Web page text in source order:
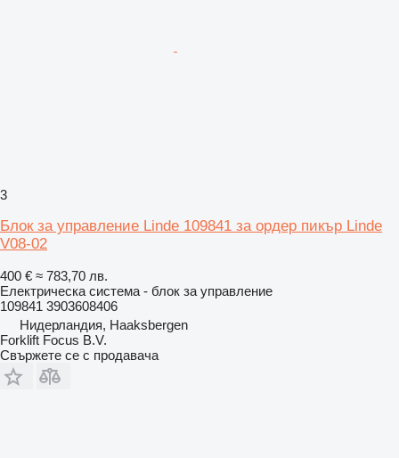
3
Блок за управление Linde 109841 за ордер пикър Linde
V08-02
400 € ≈ 783,70 лв.
Електрическа система - блок за управление
109841 3903608406
Нидерландия, Haaksbergen
Forklift Focus B.V.
Свържете се с продавача